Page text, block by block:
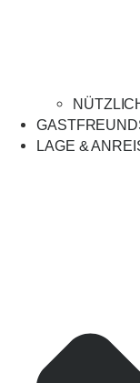
LAGE &